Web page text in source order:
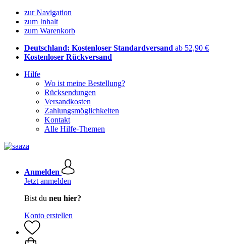
zur Navigation
zum Inhalt
zum Warenkorb
Deutschland: Kostenloser Standardversand ab 52,90 €
Kostenloser Rückversand
Hilfe
Wo ist meine Bestellung?
Rücksendungen
Versandkosten
Zahlungsmöglichkeiten
Kontakt
Alle Hilfe-Themen
Anmelden
Jetzt anmelden
Bist du neu hier?
Konto erstellen